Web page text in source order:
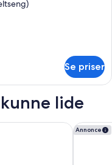
Se priser
lide
Annonce